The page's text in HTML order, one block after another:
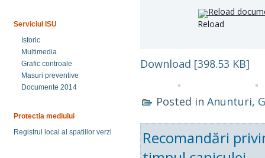
Serviciul ISU
Istoric
Multimedia
Grafic controale
Masuri preventive
Documente 2014
Protectia mediului
Registrul local al spatiilor verzi
Reload
Download [398.53 KB]
Posted in Anunturi,
Recomandări